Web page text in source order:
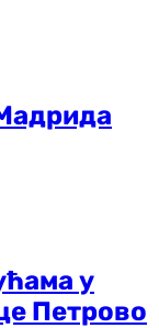
у
Петрово